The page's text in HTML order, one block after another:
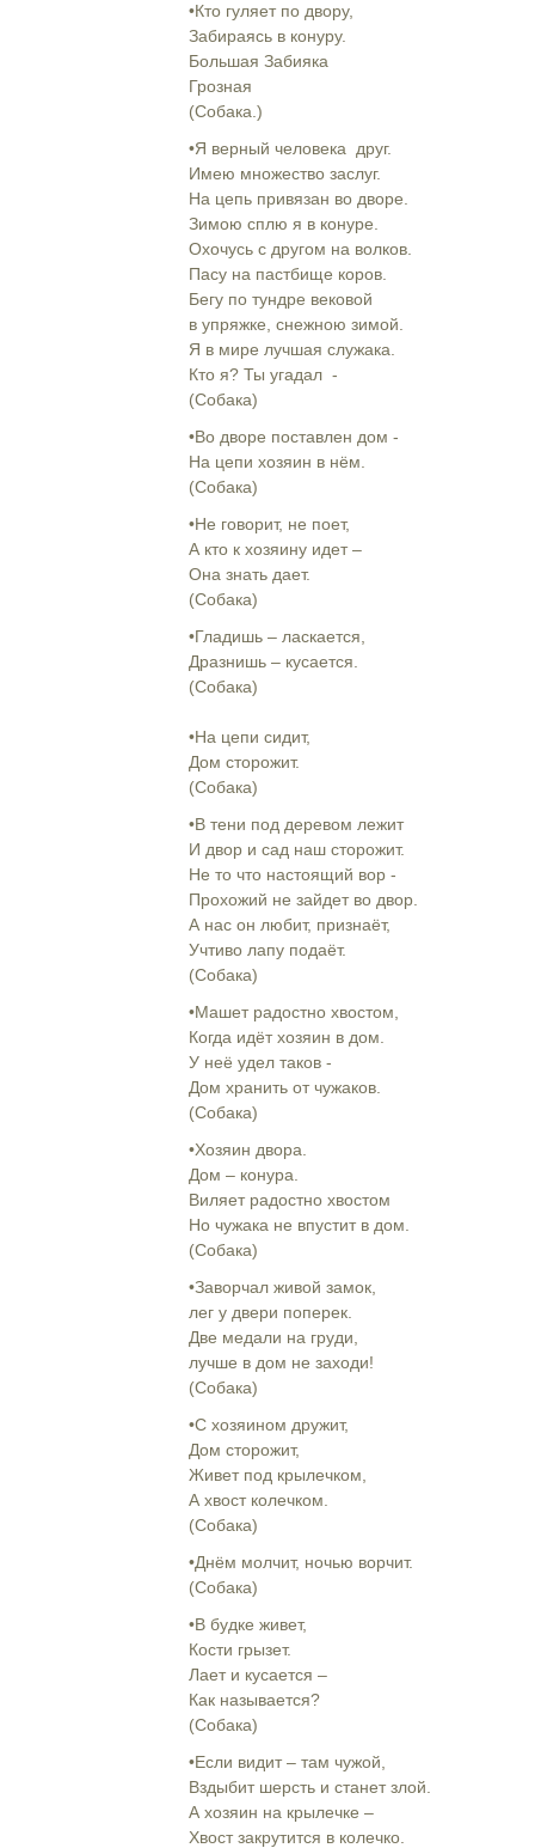
•Кто гуляет по двору,
Забираясь в конуру.
Большая Забияка
Грозная
(Собака.)
•Я верный человека друг.
Имею множество заслуг.
На цепь привязан во дворе.
Зимою сплю я в конуре.
Охочусь с другом на волков.
Пасу на пастбище коров.
Бегу по тундре вековой
в упряжке, снежною зимой.
Я в мире лучшая служака.
Кто я? Ты угадал -
(Собака)
•Во дворе поставлен дом -
На цепи хозяин в нём.
(Собака)
•Не говорит, не поет,
А кто к хозяину идет –
Она знать дает.
(Собака)
•Гладишь – ласкается,
Дразнишь – кусается.
(Собака)
•На цепи сидит,
Дом сторожит.
(Собака)
•В тени под деревом лежит
И двор и сад наш сторожит.
Не то что настоящий вор -
Прохожий не зайдет во двор.
А нас он любит, признаёт,
Учтиво лапу подаёт.
(Собака)
•Машет радостно хвостом,
Когда идёт хозяин в дом.
У неё удел таков -
Дом хранить от чужаков.
(Собака)
•Хозяин двора.
Дом – конура.
Виляет радостно хвостом
Но чужака не впустит в дом.
(Собака)
•Заворчал живой замок,
лег у двери поперек.
Две медали на груди,
лучше в дом не заходи!
(Собака)
•С хозяином дружит,
Дом сторожит,
Живет под крылечком,
А хвост колечком.
(Собака)
•Днём молчит, ночью ворчит.
(Собака)
•В будке живет,
Кости грызет.
Лает и кусается –
Как называется?
(Собака)
•Если видит – там чужой,
Вздыбит шерсть и станет злой.
А хозяин на крылечке –
Хвост закрутится в колечко.